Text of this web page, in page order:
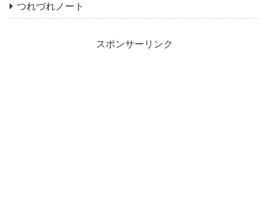
つれづれノート
スポンサーリンク